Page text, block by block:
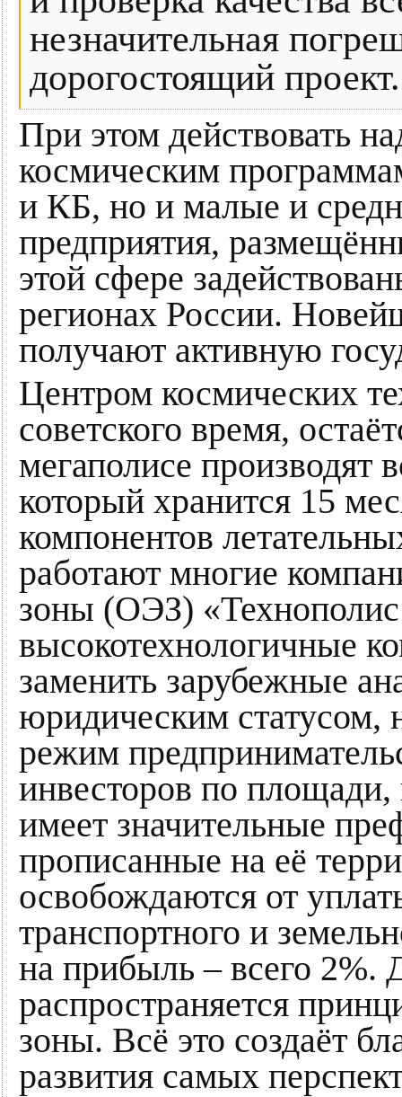
незначительная
дорогостоящий проект.
При этом действовать
космическим
и КБ, но и малые и
предприятия,
этой сфере
регионах России.
получают активную
Центром космических
советского время,
мегаполисе производят
который хранится 15
компонентов
работают многие
зоны (ОЭЗ)
высокотехнологичные
заменить зарубежные
юридическим статусом,
режим
инвесторов по
имеет значительные
прописанные на её
освобождаются от
транспортного и
на прибыль – всего 2%.
распространяется
зоны. Всё это создаёт
развития самых